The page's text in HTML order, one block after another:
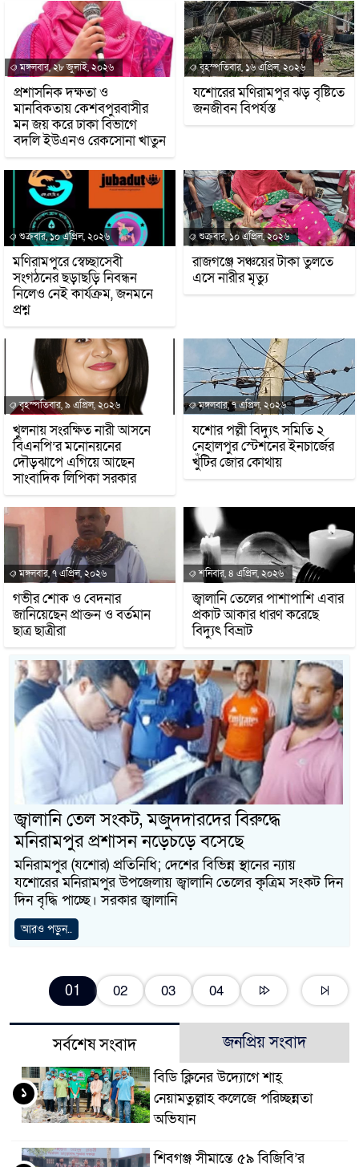
মঙ্গলবার, ২৮ জুলাই, ২০২৬
প্রশাসনিক দক্ষতা ও
মানবিকতায় কেশবপুরবাসীর
মন জয় করে ঢাকা বিভাগে
বদলি ইউএনও রেকসোনা খাতুন
বৃহস্পতিবার, ১৬ এপ্রিল, ২০২৬
যশোরের মণিরামপুর ঝড় বৃষ্টিতে
জনজীবন বিপর্যস্ত
শুক্রবার, ১০ এপ্রিল, ২০২৬
মণিরামপুরে স্বেচ্ছাসেবী
সংগঠনের ছড়াছড়ি নিবন্ধন
নিলেও নেই কার্যক্রম, জনমনে
প্রশ্ন
শুক্রবার, ১০ এপ্রিল, ২০২৬
রাজগঞ্জে সঞ্চয়ের টাকা তুলতে
এসে নারীর মৃত্যু
বৃহস্পতিবার, ৯ এপ্রিল, ২০২৬
খুলনায় সংরক্ষিত নারী আসনে
বিএনপি’র মনোনয়নের
দৌড়ঝাপে এগিয়ে আছেন
সাংবাদিক লিপিকা সরকার
মঙ্গলবার, ৭ এপ্রিল, ২০২৬
যশোর পল্লী বিদ্যুৎ সমিতি ২
নেহালপুর স্টেশনের ইনচার্জের
খুঁটির জোর কোথায়
মঙ্গলবার, ৭ এপ্রিল, ২০২৬
গভীর শোক ও বেদনার
জানিয়েছেন প্রাক্তন ও বর্তমান
ছাত্র ছাত্রীরা
শনিবার, ৪ এপ্রিল, ২০২৬
জ্বালানি তেলের পাশাপাশি এবার
প্রকাট আকার ধারণ করেছে
বিদ্যুৎ বিভ্রাট
জ্বালানি তেল সংকট, মজুদদারদের বিরুদ্ধে
মনিরামপুর প্রশাসন নড়েচড়ে বসেছে
মনিরামপুর (যশোর) প্রতিনিধি; দেশের বিভিন্ন স্থানের ন্যায়
যশোরের মনিরামপুর উপজেলায় জ্বালানি তেলের কৃত্রিম সংকট দিন
দিন বৃদ্ধি পাচ্ছে। সরকার জ্বালানি
আরও পড়ুন..
01 02 03 04
সর্বশেষ সংবাদ জনপ্রিয় সংবাদ
বিডি ক্লিনের উদ্যোগে শাহ্
নেয়ামতুল্লাহ কলেজে পরিচ্ছন্নতা
অভিযান
১
শিবগঞ্জ সীমান্তে ৫৯ বিজিবি’র